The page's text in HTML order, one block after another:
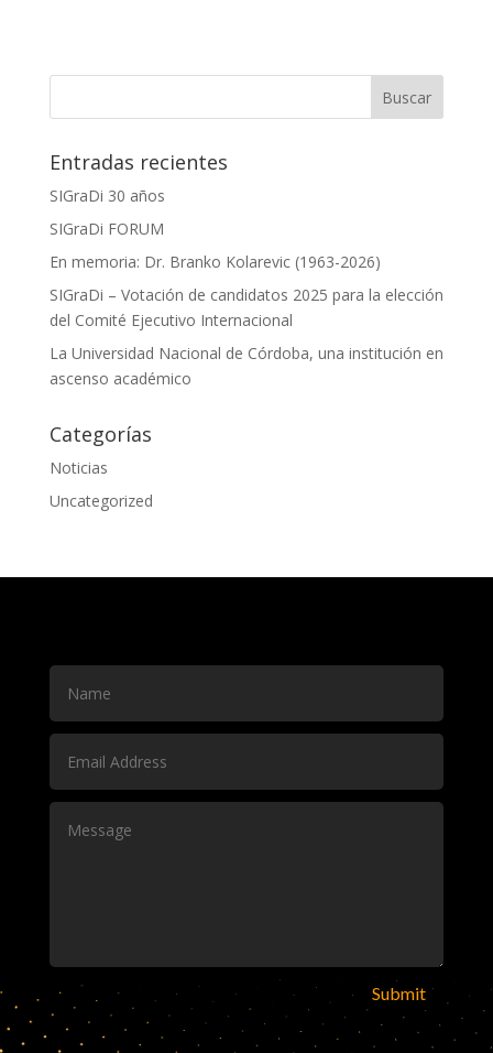
Entradas recientes
SIGraDi 30 años
SIGraDi FORUM
En memoria: Dr. Branko Kolarevic (1963-2026)
SIGraDi – Votación de candidatos 2025 para la elección
del Comité Ejecutivo Internacional
La Universidad Nacional de Córdoba, una institución en
ascenso académico
Categorías
Noticias
Uncategorized
Submit